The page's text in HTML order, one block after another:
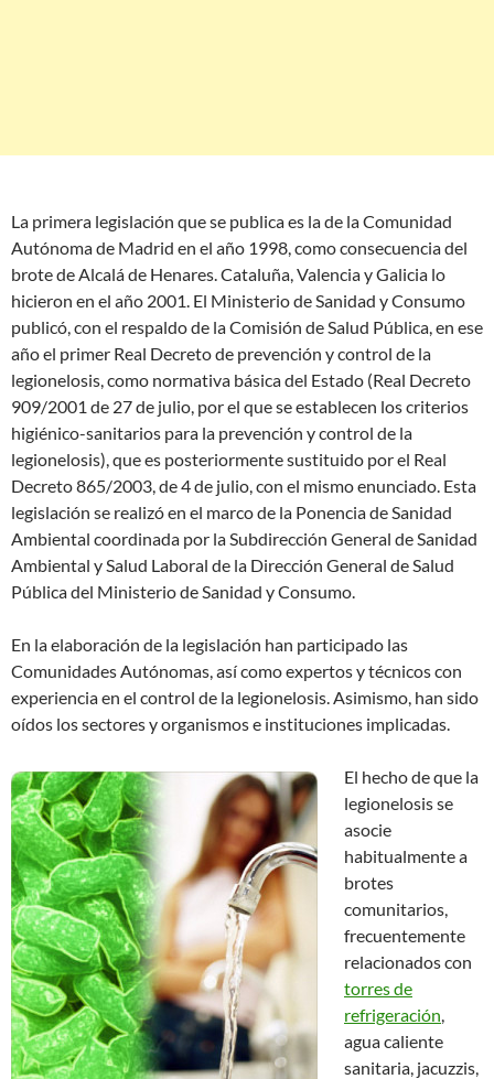
La primera legislación que se publica es la de la Comunidad
Autónoma de Madrid en el año 1998, como consecuencia del
brote de Alcalá de Henares. Cataluña, Valencia y Galicia lo
hicieron en el año 2001. El Ministerio de Sanidad y Consumo
publicó, con el respaldo de la Comisión de Salud Pública, en ese
año el primer Real Decreto de prevención y control de la
legionelosis, como normativa básica del Estado (Real Decreto
909/2001 de 27 de julio, por el que se establecen los criterios
higiénico-sanitarios para la prevención y control de la
legionelosis), que es posteriormente sustituido por el Real
Decreto 865/2003, de 4 de julio, con el mismo enunciado. Esta
legislación se realizó en el marco de la Ponencia de Sanidad
Ambiental coordinada por la Subdirección General de Sanidad
Ambiental y Salud Laboral de la Dirección General de Salud
Pública del Ministerio de Sanidad y Consumo.
En la elaboración de la legislación han participado las
Comunidades Autónomas, así como expertos y técnicos con
experiencia en el control de la legionelosis. Asimismo, han sido
oídos los sectores y organismos e instituciones implicadas.
El hecho de que la
legionelosis se
asocie
habitualmente a
brotes
comunitarios,
frecuentemente
relacionados con
torres de
refrigeración,
agua caliente
sanitaria, jacuzzis,